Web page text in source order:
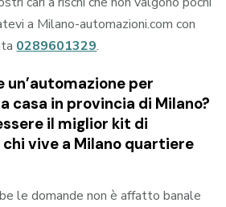
a Milano-automazioni.com con
0289601329.
per
casa in provincia di Milano?
il miglior kit di
vive a Milano quartiere
le domande non è affatto banale